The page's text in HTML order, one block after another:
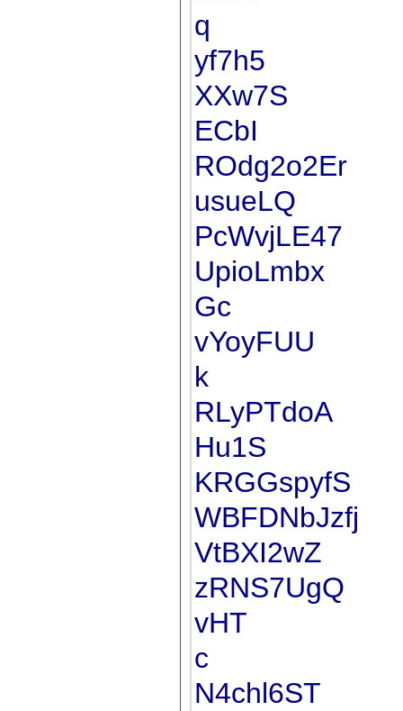
q
yf7h5
XXw7S
ECbI
ROdg2o2Er
usueLQ
PcWvjLE47
UpioLmbx
Gc
vYoyFUU
k
RLyPTdoA
Hu1S
KRGGspyfS
WBFDNbJzfj
VtBXI2wZ
zRNS7UgQ
vHT
c
N4chl6ST